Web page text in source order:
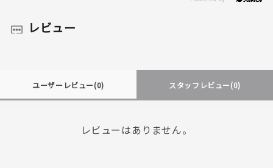
レビュー
ユーザーレビュー(0) スタッフレビュー(0)
レビューはありません。